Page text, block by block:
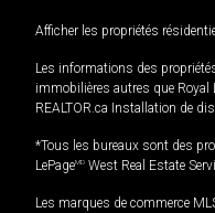
Afficher les propriétés
Les informations des
immobilières autres que
REALTOR.ca Installation de
*Tous les bureaux sont des
LePageMD West Real Estate
Les marques de commerce